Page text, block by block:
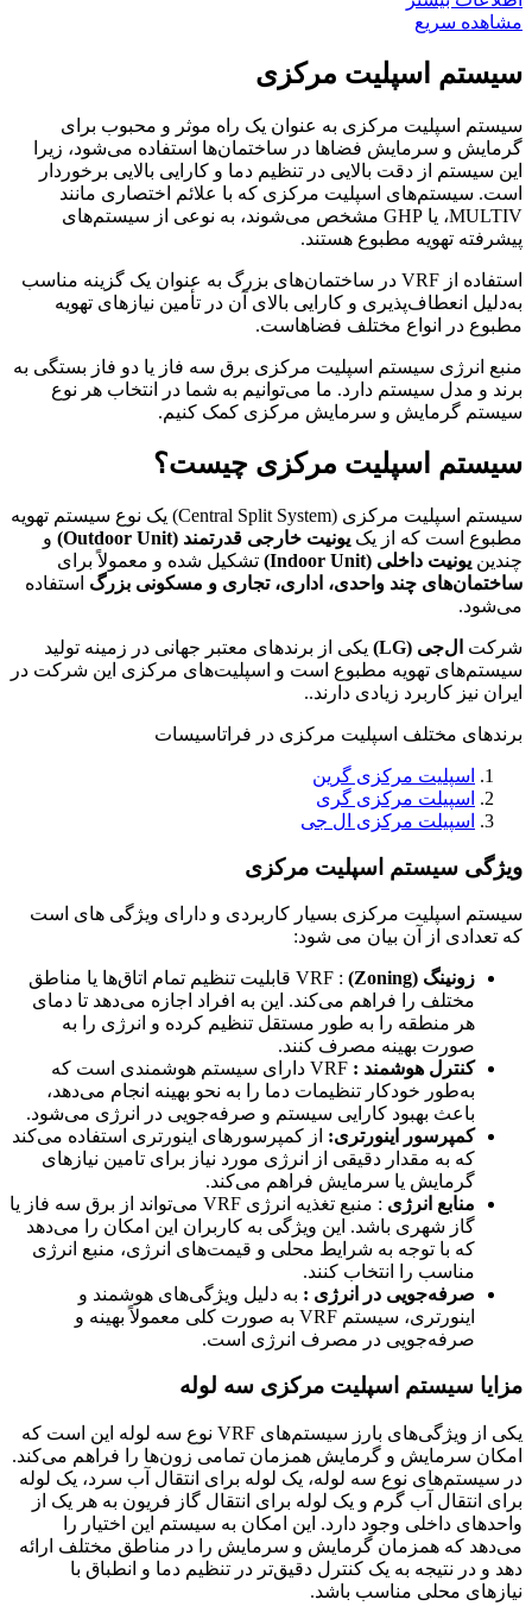
مشاهده سریع
سیستم اسپلیت مرکزی
سیستم اسپلیت مرکزی به عنوان یک راه‌ موثر و محبوب برای
گرمایش و سرمایش فضاها در ساختمان‌ها استفاده می‌شود، زیرا
این سیستم از دقت بالایی در تنظیم دما و کارایی بالایی برخوردار
است. سیستم‌های اسپلیت مرکزی که با علائم اختصاری مانند
MULTIV، یا GHP مشخص می‌شوند، به نوعی از سیستم‌های
پیشرفته تهویه مطبوع هستند.
استفاده از VRF در ساختمان‌های بزرگ به عنوان یک گزینه مناسب
به‌دلیل انعطاف‌پذیری و کارایی بالای آن در تأمین نیازهای تهویه
مطبوع در انواع مختلف فضاهاست.
منبع انرژی سیستم اسپلیت مرکزی برق سه فاز یا دو فاز بستگی به
برند و مدل سیستم دارد. ما می‌توانیم به شما در انتخاب هر نوع
سیستم گرمایش و سرمایش مرکزی کمک کنیم.
سیستم اسپلیت مرکزی چیست؟
سیستم اسپلیت مرکزی (Central Split System) یک نوع سیستم تهویه
مطبوع است که از یک یونیت خارجی قدرتمند (Outdoor Unit)
و
چندین یونیت داخلی (Indoor Unit)
تشکیل شده و معمولاً برای
ساختمان‌های چند واحدی، اداری، تجاری و مسکونی بزرگ استفاده
می‌شود.
شرکت ال‌جی (LG)
یکی از برندهای معتبر جهانی در زمینه تولید
سیستم‌های تهویه مطبوع است و اسپلیت‌های مرکزی این شرکت در
ایران نیز کاربرد زیادی دارند..
برندهای مختلف اسپلیت مرکزی در فراتاسیسات
اسپلیت مرکزی گرین
اسپیلت مرکزی گری
اسپیلت مرکزی ال جی
ویژگی سیستم اسپلیت مرکزی
سیستم اسپلیت مرکزی بسیار کاربردی و دارای ویژگی های است
که تعدادی از آن بیان می شود:
زونینگ (Zoning)
: VRF قابلیت تنظیم تمام اتاق‌ها یا مناطق
مختلف را فراهم می‌کند. این به افراد اجازه می‌دهد تا دمای
هر منطقه را به طور مستقل تنظیم کرده و انرژی را به
صورت بهینه مصرف کنند.
کنترل هوشمند :
VRF دارای سیستم هوشمندی است که
به‌طور خودکار تنظیمات دما را به نحو بهینه انجام می‌دهد،
باعث بهبود کارایی سیستم و صرفه‌جویی در انرژی می‌شود.
کمپرسور اینورتری: از کمپرسورهای اینورتری استفاده می‌کند
که به مقدار دقیقی از انرژی مورد نیاز برای تامین نیازهای
گرمایش یا سرمایش فراهم می‌کند.
منابع انرژی
: منبع تغذیه انرژی VRF می‌تواند از برق سه فاز یا
گاز شهری باشد. این ویژگی به کاربران این امکان را می‌دهد
که با توجه به شرایط محلی و قیمت‌های انرژی، منبع انرژی
مناسب را انتخاب کنند.
صرفه‌جویی در انرژی : به دلیل ویژگی‌های هوشمند و
اینورتری، سیستم VRF به صورت کلی معمولاً بهینه و
صرفه‌جویی در مصرف انرژی است.
مزایا سیستم اسپلیت مرکزی سه لوله
یکی از ویژگی‌های بارز سیستم‌های VRF نوع سه لوله این است که
امکان سرمایش و گرمایش همزمان تمامی زون‌ها را فراهم می‌کند.
در سیستم‌های نوع سه لوله، یک لوله برای انتقال آب سرد، یک لوله
برای انتقال آب گرم و یک لوله برای انتقال گاز فریون به هر یک از
واحدهای داخلی وجود دارد. این امکان به سیستم این اختیار را
می‌دهد که همزمان گرمایش و سرمایش را در مناطق مختلف ارائه
دهد و در نتیجه به یک کنترل دقیق‌تر در تنظیم دما و انطباق با
نیازهای محلی مناسب باشد.